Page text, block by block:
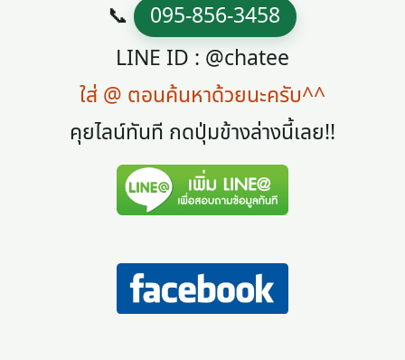
📞 095-856-3458
LINE ID : @chatee
ใส่ @ ตอนค้นหาด้วยนะครับ^^
คุยไลน์ทันที กดปุ่มข้างล่างนี้เลย!!